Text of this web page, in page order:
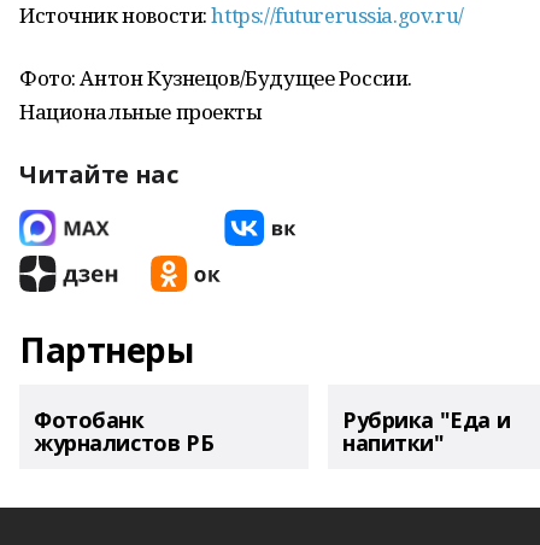
Источник новости:https://futurerussia.gov.ru/
Фото: Антон Кузнецов/Будущее России.
Национальные проекты
Читайте нас
Партнеры
Фотобанк
журналистов РБ
Рубрика "Еда и
напитки"